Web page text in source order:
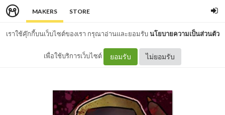
MAKERS STORE
เราใช้คุ๊กกี้บนเว็บไซต์ของเรา กรุณาอ่านและยอมรับนโยบายความเป็นส่วนตัว
เพื่อใช้บริการเว็บไซต์ ยอมรับ ไม่ยอมรับ